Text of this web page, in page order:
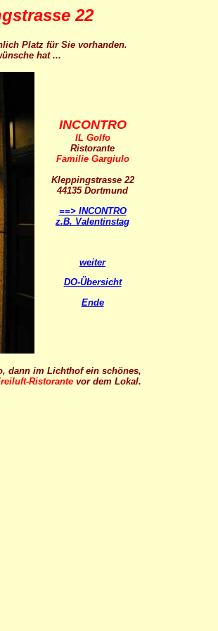
22
Platz für Sie vorhanden.
hat ...
INCONTRO
IL Golfo
Ristorante
Familie Gargiulo
Kleppingstrasse 22
44135 Dortmund
==> INCONTRO
z.B. Valentinstag
weiter
DO-Übersicht
Ende
dann im Lichthof ein schönes,
Ristorante vor dem Lokal.